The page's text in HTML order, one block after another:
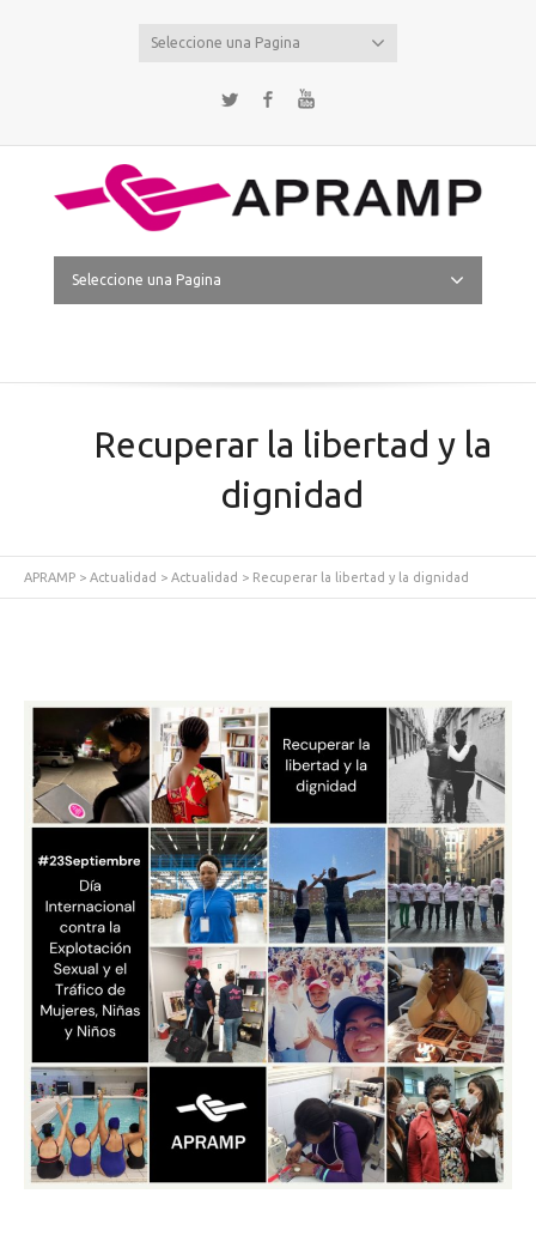
Seleccione una Pagina
Twitter Facebook
Seleccione una Pagina
Recuperar la libertad y la
dignidad
APRAMP > Actualidad > Actualidad > Recuperar la libertad y la dignidad